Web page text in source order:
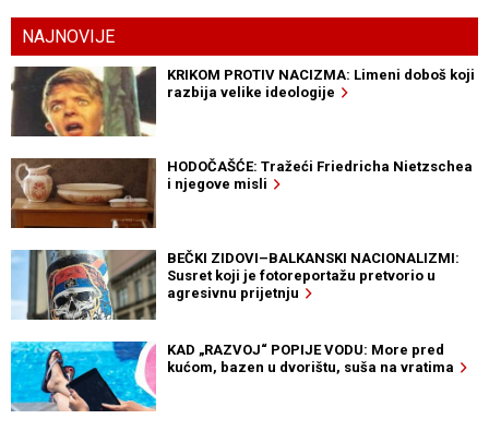
NAJNOVIJE
KRIKOM PROTIV NACIZMA: Limeni doboš koji
razbija velike ideologije
HODOČAŠĆE: Tražeći Friedricha Nietzschea
i njegove misli
BEČKI ZIDOVI–BALKANSKI NACIONALIZMI:
Susret koji je fotoreportažu pretvorio u
agresivnu prijetnju
KAD „RAZVOJ“ POPIJE VODU: More pred
kućom, bazen u dvorištu, suša na vratima